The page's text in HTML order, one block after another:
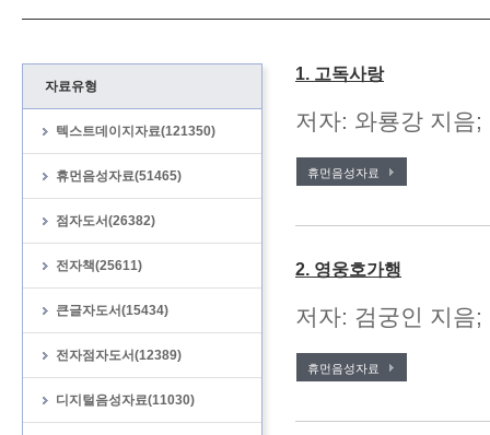
자료유형
텍스트데이지자료(121350)
휴먼음성자료(51465)
점자도서(26382)
전자책(25611)
큰글자도서(15434)
전자점자도서(12389)
디지털음성자료(11030)
1. 고독사랑
저자: 와룡강 지음
휴먼음성자료
2. 영웅호가행
저자: 검궁인 지음
휴먼음성자료